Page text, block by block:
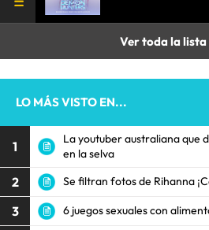
Ver toda la lista
LO MÁS VISTO EN...
1
La youtuber australiana que
en la selva
2 Se filtran fotos de Rihanna
3 6 juegos sexuales con